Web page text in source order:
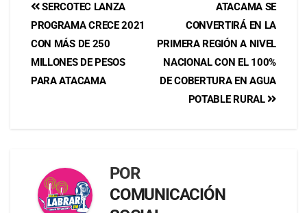
ATACAMA SE
CONVERTIRÁ EN LA
PRIMERA REGIÓN A NIVEL
NACIONAL CON EL 100%
DE COBERTURA EN AGUA
POTABLE RURAL
SERCOTEC LANZA
PROGRAMA CRECE 2021
CON MÁS DE 250
MILLONES DE PESOS
PARA ATACAMA
POR
COMUNICACIÓN